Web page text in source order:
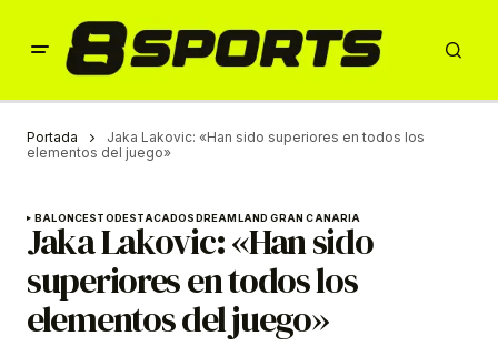
Portada
Jaka Lakovic: «Han sido superiores en todos los
elementos del juego»
BALONCESTODESTACADOSDREAMLAND GRAN CANARIA
Jaka Lakovic: «Han sido
superiores en todos los
elementos del juego»